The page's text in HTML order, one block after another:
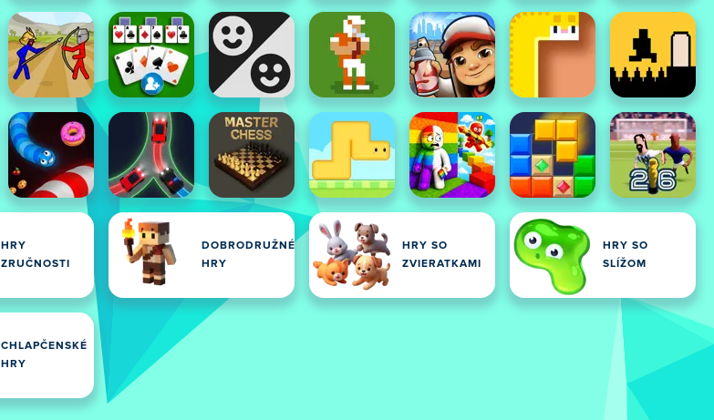
HRY
ZRUČNOSTI
DOBRODRUŽNÉ
HRY
HRY SO
ZVIERATKAMI
HRY SO
SLÍŽOM
CHLAPČENSKÉ
HRY